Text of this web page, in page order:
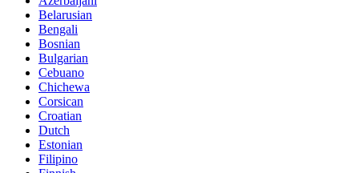
Belarusian
Bengali
Bosnian
Bulgarian
Cebuano
Chichewa
Corsican
Croatian
Dutch
Estonian
Filipino